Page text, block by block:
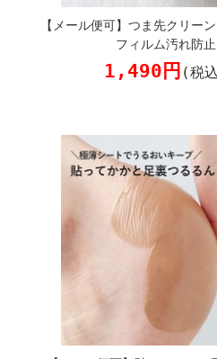
【メール便可】つま先クリー
フィルム汚れ防止
1,490円 (税